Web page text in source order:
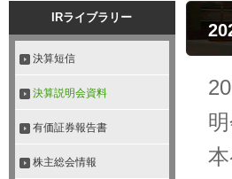
IRライブラリー
決算短信
決算説明会資料
有価証券報告書
株主総会情報